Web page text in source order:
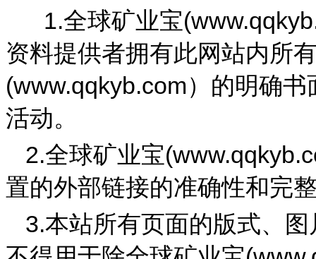
1.全球矿业宝(
资料提供者拥有此网站内所
(www.qqkyb.com） 的明确书
活动。
2.全球矿业宝(
置的外部链接的准确性和完
3.本站所有页面的版式、